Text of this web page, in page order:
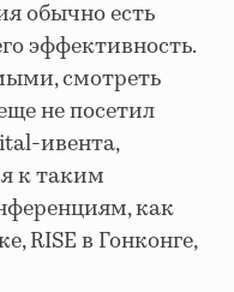
обычно есть
эффективность.
смотреть
не посетил
ивента,
к таким
как
RISE в Гонконге,